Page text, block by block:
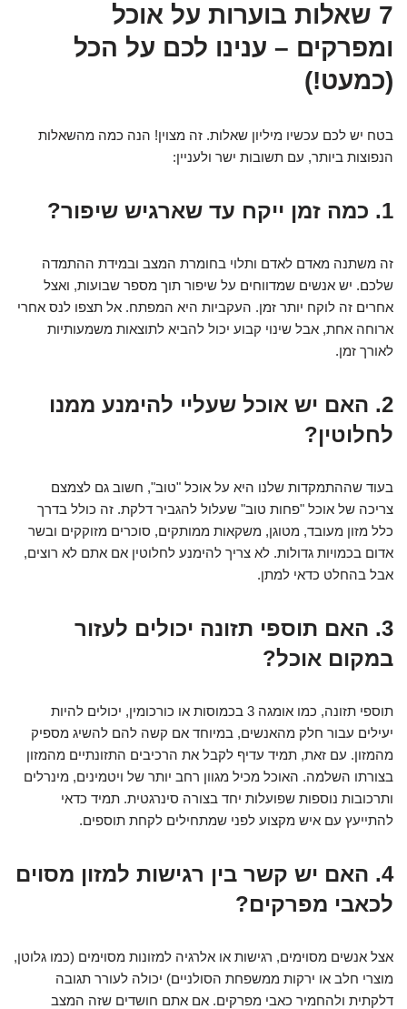
7 שאלות בוערות על אוכל
ומפרקים – ענינו לכם על הכל
(כמעט!)
בטח יש לכם עכשיו מיליון שאלות. זה מצוין! הנה כמה מהשאלות
הנפוצות ביותר, עם תשובות ישר ולעניין:
1. כמה זמן ייקח עד שארגיש שיפור?
זה משתנה מאדם לאדם ותלוי בחומרת המצב ובמידת ההתמדה
שלכם. יש אנשים שמדווחים על שיפור תוך מספר שבועות, ואצל
אחרים זה לוקח יותר זמן. העקביות היא המפתח. אל תצפו לנס אחרי
ארוחה אחת, אבל שינוי קבוע יכול להביא לתוצאות משמעותיות
לאורך זמן.
2. האם יש אוכל שעליי להימנע ממנו
לחלוטין?
בעוד שההתמקדות שלנו היא על אוכל "טוב", חשוב גם לצמצם
צריכה של אוכל "פחות טוב" שעלול להגביר דלקת. זה כולל בדרך
כלל מזון מעובד, מטוגן, משקאות ממותקים, סוכרים מזוקקים ובשר
אדום בכמויות גדולות. לא צריך להימנע לחלוטין אם אתם לא רוצים,
אבל בהחלט כדאי למתן.
3. האם תוספי תזונה יכולים לעזור
במקום אוכל?
תוספי תזונה, כמו אומגה 3 בכמוסות או כורכומין, יכולים להיות
יעילים עבור חלק מהאנשים, במיוחד אם קשה להם להשיג מספיק
מהמזון. עם זאת, תמיד עדיף לקבל את הרכיבים התזונתיים מהמזון
בצורתו השלמה. האוכל מכיל מגוון רחב יותר של ויטמינים, מינרלים
ותרכובות נוספות שפועלות יחד בצורה סינרגטית. תמיד כדאי
להתייעץ עם איש מקצוע לפני שמתחילים לקחת תוספים.
4. האם יש קשר בין רגישות למזון מסוים
לכאבי מפרקים?
אצל אנשים מסוימים, רגישות או אלרגיה למזונות מסוימים (כמו גלוטן,
מוצרי חלב או ירקות ממשפחת הסולניים) יכולה לעורר תגובה
דלקתית ולהחמיר כאבי מפרקים. אם אתם חושדים שזה המצב